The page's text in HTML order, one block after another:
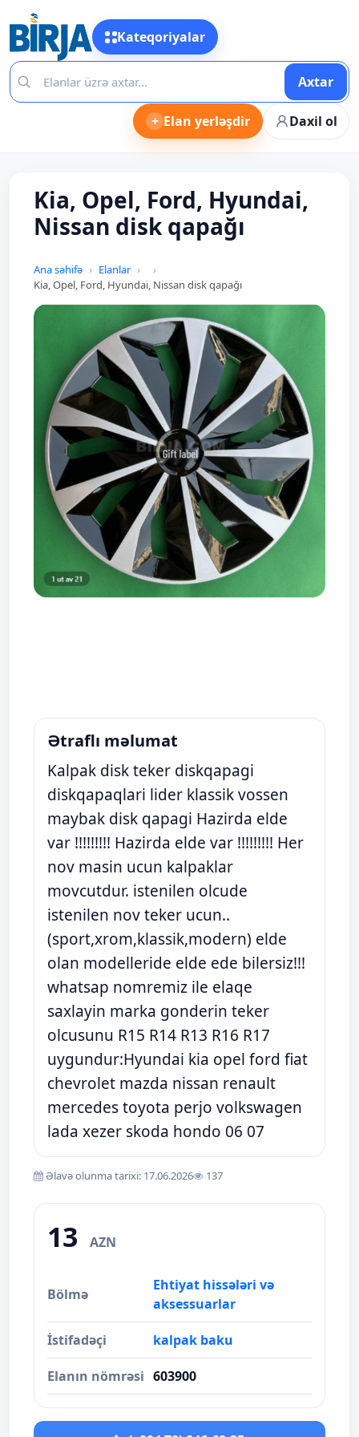
Kateqoriyalar
Axtar
+ Elan yerləşdir Daxil ol
Kia, Opel, Ford, Hyundai,
Nissan disk qapağı
Ana səhifə
Elanlar
Kia, Opel, Ford, Hyundai, Nissan disk qapağı
Ətraflı məlumat
Kalpak disk teker diskqapagi
diskqapaqlari lider klassik vossen
maybak disk qapagi Hazirda elde
var !!!!!!!!! Hazirda elde var !!!!!!!!! Her
nov masin ucun kalpaklar
movcutdur. istenilen olcude
istenilen nov teker ucun..
(sport,xrom,klassik,modern) elde
olan modelleride elde ede bilersiz!!!
whatsap nomremiz ile elaqe
saxlayin marka gonderin teker
olcusunu R15 R14 R13 R16 R17
uygundur:Hyundai kia opel ford fiat
chevrolet mazda nissan renault
mercedes toyota perjo volkswagen
lada xezer skoda hondo 06 07
Əlavə olunma tarixi: 17.06.2026 137
13 AZN
Bölmə
Ehtiyat hissələri və
aksessuarlar
İstifadəçi kalpak baku
Elanın nömrəsi 603900